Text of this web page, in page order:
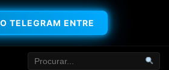
TELEGRAM ENTRE